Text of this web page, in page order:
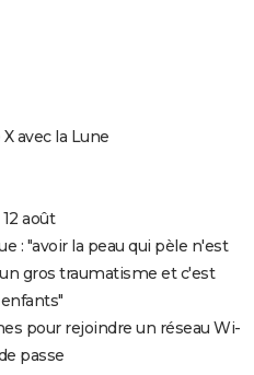
avec la Lune
août
: "avoir la peau qui pèle n'est
gros traumatisme et c'est
pour rejoindre un réseau Wi-
passe